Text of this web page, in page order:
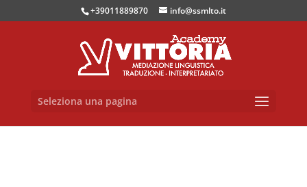
+39011889870 info@ssmlto.it
Seleziona una pagina